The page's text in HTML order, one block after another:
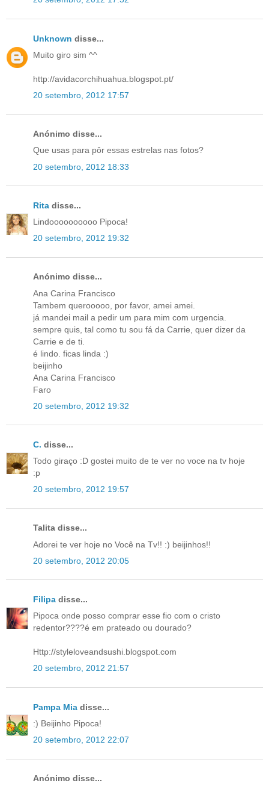
Unknown disse...
Muito giro sim ^^
http://avidacorchihuahua.blogspot.pt/
20 setembro, 2012 17:57
Anónimo disse...
Que usas para pôr essas estrelas nas fotos?
20 setembro, 2012 18:33
Rita disse...
Lindoooooooooo Pipoca!
20 setembro, 2012 19:32
Anónimo disse...
Ana Carina Francisco
Tambem querooooo, por favor, amei amei.
já mandei mail a pedir um para mim com urgencia.
sempre quis, tal como tu sou fá da Carrie, quer dizer da
Carrie e de ti.
é lindo. ficas linda :)
beijinho
Ana Carina Francisco
Faro
20 setembro, 2012 19:32
C. disse...
Todo giraço :D gostei muito de te ver no voce na tv hoje
:p
20 setembro, 2012 19:57
Talita disse...
Adorei te ver hoje no Você na Tv!! :) beijinhos!!
20 setembro, 2012 20:05
Filipa disse...
Pipoca onde posso comprar esse fio com o cristo
redentor????é em prateado ou dourado?
Http://styleloveandsushi.blogspot.com
20 setembro, 2012 21:57
Pampa Mia disse...
:) Beijinho Pipoca!
20 setembro, 2012 22:07
Anónimo disse...